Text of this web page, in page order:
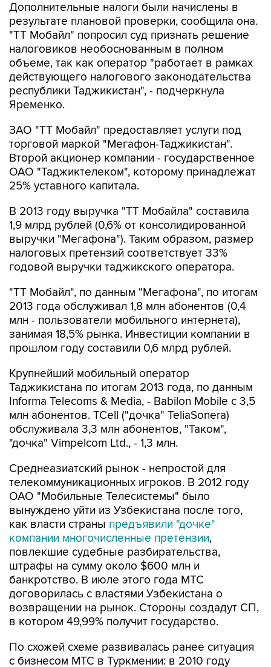
Дополнительные налоги были начислены в
результате плановой проверки, сообщила она.
"ТТ Мобайл" попросил суд признать решение
налоговиков необоснованным в полном
объеме, так как оператор "работает в рамках
действующего налогового законодательства
республики Таджикистан", - подчеркнула
Яременко.
ЗАО "ТТ Мобайл" предоставляет услуги под
торговой маркой "Мегафон-Таджикистан".
Второй акционер компании - государственное
ОАО "Таджиктелеком", которому принадлежат
25% уставного капитала.
В 2013 году выручка "ТТ Мобайла" составила
1,9 млрд рублей (0,6% от консолидированной
выручки "Мегафона"). Таким образом, размер
налоговых претензий соответствует 33%
годовой выручки таджикского оператора.
"ТТ Мобайл", по данным "Мегафона", по итогам
2013 года обслуживал 1,8 млн абонентов (0,4
млн - пользователи мобильного интернета),
занимая 18,5% рынка. Инвестиции компании в
прошлом году составили 0,6 млрд рублей.
Крупнейший мобильный оператор
Таджикистана по итогам 2013 года, по данным
Informa Telecoms & Media, - Babilon Mobile с 3,5
млн абонентов. TCell ("дочка" TeliaSonera)
обслуживала 3,3 млн абонентов, "Таком",
"дочка" Vimpelcom Ltd., - 1,3 млн.
Среднеазиатский рынок - непростой для
телекоммуникационных игроков. В 2012 году
ОАО "Мобильные Телесистемы" было
вынуждено уйти из Узбекистана после того,
как власти страны предъявили "дочке"
компании многочисленные претензии,
повлекшие судебные разбирательства,
штрафы на сумму около $600 млн и
банкротство. В июле этого года МТС
договорилась с властями Узбекистана о
возвращении на рынок. Стороны создадут СП,
в котором 49,99% получит государство.
По схожей схеме развивалась ранее ситуация
с бизнесом МТС в Туркмении: в 2010 году